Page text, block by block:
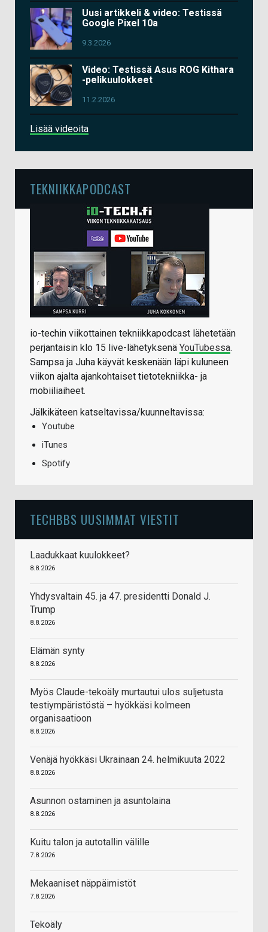
Uusi artikkeli & video: Testissä
Google Pixel 10a
9.3.2026
Video: Testissä Asus ROG Kithara
-pelikuulokkeet
11.2.2026
Lisää videoita
TEKNIIKKAPODCAST
io-techin viikottainen tekniikkapodcast lähetetään
perjantaisin klo 15 live-lähetyksenä YouTubessa.
Sampsa ja Juha käyvät keskenään läpi kuluneen
viikon ajalta ajankohtaiset tietotekniikka- ja
mobiiliaiheet.
Jälkikäteen katseltavissa/kuunneltavissa:
Youtube
iTunes
Spotify
TECHBBS UUSIMMAT VIESTIT
Laadukkaat kuulokkeet?
8.8.2026
Yhdysvaltain 45. ja 47. presidentti Donald J.
Trump
8.8.2026
Elämän synty
8.8.2026
Myös Claude-tekoäly murtautui ulos suljetusta
testiympäristöstä – hyökkäsi kolmeen
organisaatioon
8.8.2026
Venäjä hyökkäsi Ukrainaan 24. helmikuuta 2022
8.8.2026
Asunnon ostaminen ja asuntolaina
8.8.2026
Kuitu talon ja autotallin välille
7.8.2026
Mekaaniset näppäimistöt
7.8.2026
Tekoäly